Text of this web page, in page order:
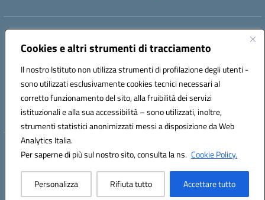
Cookies e altri strumenti di tracciamento
Il nostro Istituto non utilizza strumenti di profilazione degli utenti -
sono utilizzati esclusivamente cookies tecnici necessari al
corretto funzionamento del sito, alla fruibilità dei servizi
istituzionali e alla sua accessibilità – sono utilizzati, inoltre,
strumenti statistici anonimizzati messi a disposizione da Web
Analytics Italia.
Per saperne di più sul nostro sito, consulta la ns. Cookie Policy.
Personalizza Rifiuta tutto Accettare tutto
Indirizzo:
Centralino:0823/718125 Email:bnic839008@istruzione.it
Codice fiscale: 92029030621
Codice meccanografico:
BNIC839008
Codice unico di fatturazione (CUF): UFSWAV
Hosting & Powered by 3D Solution S.r.l.
Concept & Design by Designers Italia